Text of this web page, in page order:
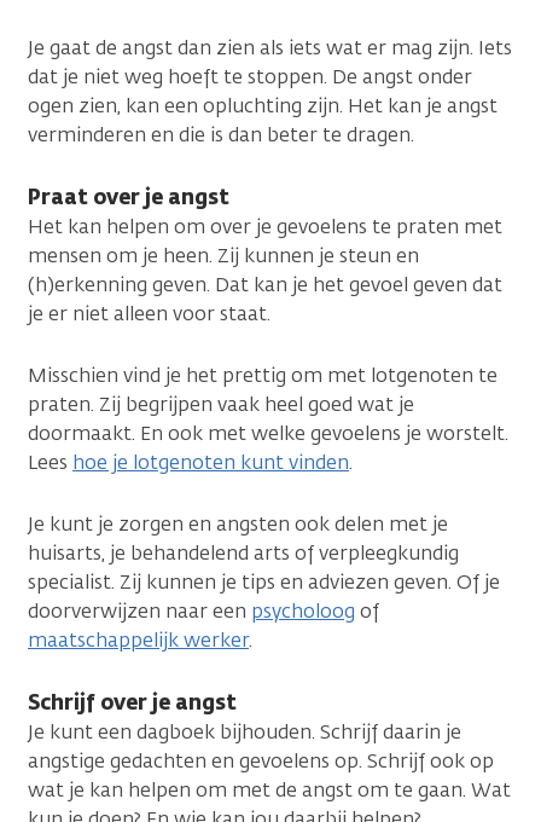
Je gaat de angst dan zien als iets wat er mag zijn. Iets
dat je niet weg hoeft te stoppen. De angst onder
ogen zien, kan een opluchting zijn. Het kan je angst
verminderen en die is dan beter te dragen.
Praat over je angst
Het kan helpen om over je gevoelens te praten met
mensen om je heen. Zij kunnen je steun en
(h)erkenning geven. Dat kan je het gevoel geven dat
je er niet alleen voor staat.
Misschien vind je het prettig om met lotgenoten te
praten. Zij begrijpen vaak heel goed wat je
doormaakt. En ook met welke gevoelens je worstelt.
Lees hoe je lotgenoten kunt vinden.
Je kunt je zorgen en angsten ook delen met je
huisarts, je behandelend arts of verpleegkundig
specialist. Zij kunnen je tips en adviezen geven. Of je
doorverwijzen naar een psycholoog of
maatschappelijk werker.
Schrijf over je angst
Je kunt een dagboek bijhouden. Schrijf daarin je
angstige gedachten en gevoelens op. Schrijf ook op
wat je kan helpen om met de angst om te gaan. Wat